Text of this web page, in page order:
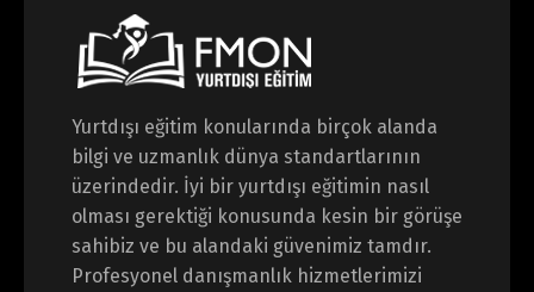
Yurtdışı eğitim konularında birçok alanda
bilgi ve uzmanlık dünya standartlarının
üzerindedir. İyi bir yurtdışı eğitimin nasıl
olması gerektiği konusunda kesin bir görüşe
sahibiz ve bu alandaki güvenimiz tamdır.
Profesyonel danışmanlık hizmetlerimizi